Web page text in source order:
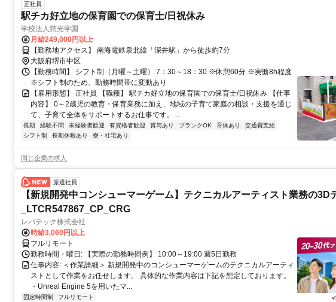
正社員
駅チカ好立地の保育園での保育士/日祝休み
学校法人慈光学園
月給249,000円以上
【勤務地アクセス】 南海電鉄泉北線「深井駅」から徒歩約7分
大阪府堺市中区
【勤務時間】 シフト制（月曜～土曜） 7：30～18：30 ※休憩60分 ※実働8h程度
※シフト制のため、勤務時間帯に変動あり
【雇用形態】 正社員 【職種】 駅チカ好立地の保育園での保育士/日祝休み 【仕事
内容】 0～2歳児の教育・保育業務に加え、地域の子育て家庭の相談・支援を通じ
て、子育て全体をサポートするお仕事です。...
長期 経験不問 未経験者歓迎 有資格者歓迎 賞与あり ブランクOK 育休あり
交通費支給
シフト制
長期休暇あり 寮・社宅あり
同じ企業の求人
派遣社員
【新規開発中コンシューマーゲーム】テクニカルアーティスト業務の3D
_LTCR547867_CP_CRG
レバテック株式会社
時給3,060円以上
フルリモート
勤務時間・曜日: 【実際の勤務時間例】 10:00～19:00 週5日勤務
仕事内容: ＜作業詳細＞ 新規開発中のコンシューマーゲームのテクニカルアーティ
ストとして作業をお任せします。 具体的な作業内容は下記を想定しております。
・Unreal Engine 5を用いたマ...
固定時間制 フルリモート